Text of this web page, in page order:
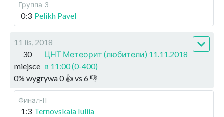
Группа-3
0:3 Pelikh Pavel
11 lis, 2018
30
miejsce
ЦНТ Метеорит (любители) 11.11.2018
в 11:00 (0-400)
0% wygrywa0👍 vs 6👎
Финал-II
1:3 Ternovskaia Iuliia